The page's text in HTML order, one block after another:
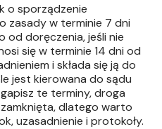
o sporządzenie
zasady w terminie 7 dni
od doręczenia, jeśli nie
się w terminie 14 dni od
i składa się ją do
jest kierowana do sądu
te terminy, droga
dlatego warto
uzasadnienie i protokoły.